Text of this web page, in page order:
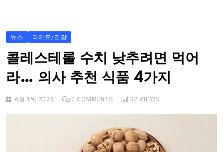
뉴스 라이프/건강
콜레스테롤 수치 낮추려면 먹어
라… 의사 추천 식품 4가지
6월 19, 2026 0 COMMENTS 32 VIEWS